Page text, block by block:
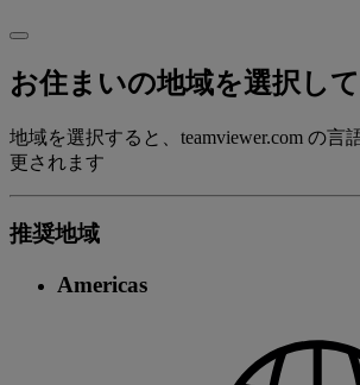
お住まいの地域を選択し
地域を選択すると、teamviewer.com の言
更されます
推奨地域
Americas